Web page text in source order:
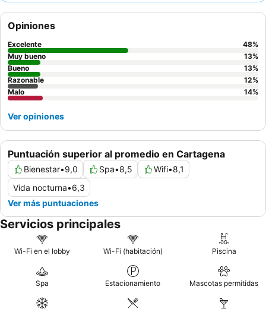
principales para disfrutar plenamente del ambiente tranquilo.
Puntuación superior al promedio en Cartagena
Bienestar•9,0 Spa•8,5 Wifi•8,1
Vida nocturna•6,3
Ver más puntuaciones
Opiniones
Excelente 48%
Muy bueno
13%
Bueno
13%
Razonable
12%
Malo
14%
Ver opiniones
Servicios principales
Wi-Fi en el lobby Wi-Fi (habitación) Piscina
Spa Estacionamiento Mascotas permitidas